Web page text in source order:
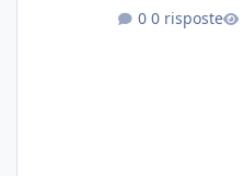
E' stata una
0 risposte